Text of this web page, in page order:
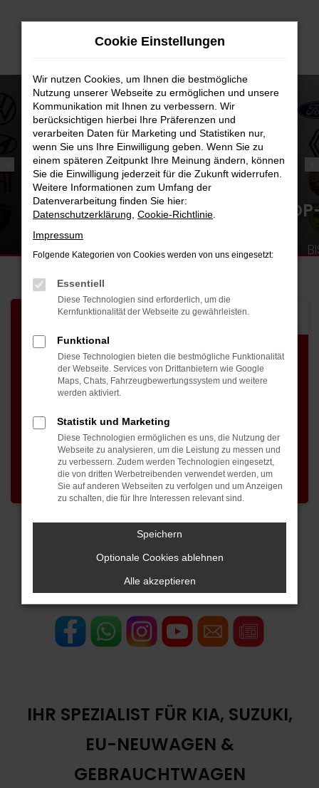
Zum
Fahrzeugbestand Werkstatt-Termin
IHR SPEZIALIST FÜR KIA, SUZUKI,
EU-NEUWAGEN &
GEBRAUCHTWAGEN
Cookie Einstellungen
Wir nutzen Cookies, um Ihnen die bestmögliche
Nutzung unserer Webseite zu ermöglichen und unsere
Kommunikation mit Ihnen zu verbessern. Wir
berücksichtigen hierbei Ihre Präferenzen und
verarbeiten Daten für Marketing und Statistiken nur,
wenn Sie uns Ihre Einwilligung geben. Wenn Sie zu
einem späteren Zeitpunkt Ihre Meinung ändern, können
Sie die Einwilligung jederzeit für die Zukunft widerrufen.
Weitere Informationen zum Umfang der
Datenverarbeitung finden Sie hier:
Datenschutzerklärung Cookie-Richtlinie
Impressum
Folgende Kategorien von Cookies werden von uns eingesetzt:
Essentiell
Diese Technologien sind erforderlich, um die
Kernfunktionalität der Webseite zu gewährleisten.
Funktional
Diese Technologien bieten die bestmögliche Funktionalität
der Webseite. Services von Drittanbietern wie Google
Maps, Chats, Fahrzeugbewertungssystem und weitere
werden aktiviert.
Statistik und Marketing
Diese Technologien ermöglichen es uns, die Nutzung der
Webseite zu analysieren, um die Leistung zu messen und
zu verbessern. Zudem werden Technologien eingesetzt,
die von dritten Werbetreibenden verwendet werden, um
Sie auf anderen Webseiten zu verfolgen und um Anzeigen
zu schalten, die für Ihre Interessen relevant sind.
Speichern
Optionale Cookies ablehnen
Alle akzeptieren